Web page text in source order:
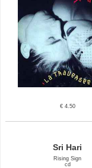
€ 4.50
Sri Hari
Rising Sign
cd